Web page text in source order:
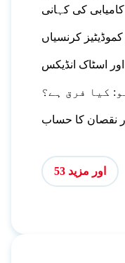
کامیابی کی کہانی
اور مزید 53